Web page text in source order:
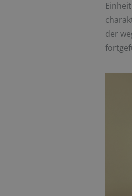
der